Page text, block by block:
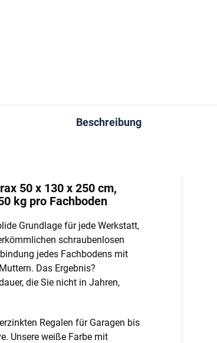
Beschreibung
50 x 130 x 250 cm,
kg pro Fachboden
Grundlage für jede Werkstatt,
schraubenlosen
jedes Fachbodens mit
Das Ergebnis?
die Sie nicht in Jahren,
Regalen für Garagen bis
Unsere weiße Farbe mit